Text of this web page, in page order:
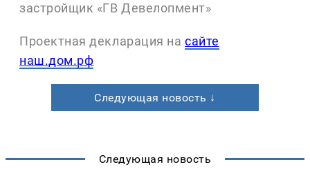
застройщик «ГВ Девелопмент»
Проектная декларация на сайте
наш.дом.рф
Следующая новость ↓
Следующая новость